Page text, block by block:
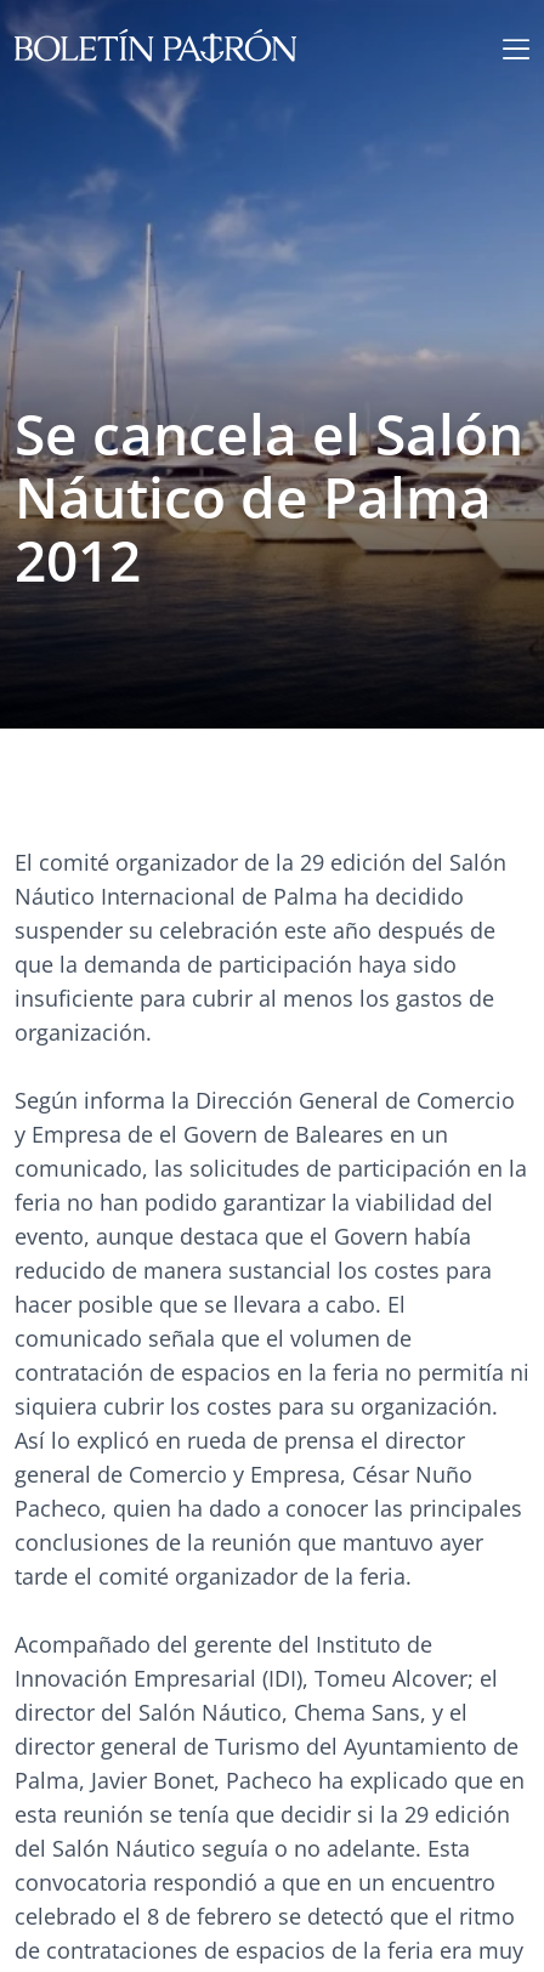
Se cancela el Salón
Náutico de Palma
2012
El comité organizador de la 29 edición del Salón
Náutico Internacional de Palma ha decidido
suspender su celebración este año después de
que la demanda de participación haya sido
insuficiente para cubrir al menos los gastos de
organización.
Según informa la Dirección General de Comercio
y Empresa de el Govern de Baleares en un
comunicado, las solicitudes de participación en la
feria no han podido garantizar la viabilidad del
evento, aunque destaca que el Govern había
reducido de manera sustancial los costes para
hacer posible que se llevara a cabo. El
comunicado señala que el volumen de
contratación de espacios en la feria no permitía ni
siquiera cubrir los costes para su organización.
Así lo explicó en rueda de prensa el director
general de Comercio y Empresa, César Nuño
Pacheco, quien ha dado a conocer las principales
conclusiones de la reunión que mantuvo ayer
tarde el comité organizador de la feria.
Acompañado del gerente del Instituto de
Innovación Empresarial (IDI), Tomeu Alcover; el
director del Salón Náutico, Chema Sans, y el
director general de Turismo del Ayuntamiento de
Palma, Javier Bonet, Pacheco ha explicado que en
esta reunión se tenía que decidir si la 29 edición
del Salón Náutico seguía o no adelante. Esta
convocatoria respondió a que en un encuentro
celebrado el 8 de febrero se detectó que el ritmo
de contrataciones de espacios de la feria era muy